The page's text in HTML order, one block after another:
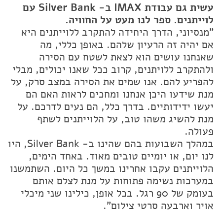
עשית גם עבודת IMAX ב- Silver Bank עם
לוייתנים. ספר לנו מעט על החוויה.
"מנסיוני, הדרך היחידה להתקרב ללוייתנים היא
אם יהיה זה הרעיון שלהם. באופן כללי, מה
שאנחנו עושים הוא לצאת לשטח עם הסירה
ולהתקרב ללויתנים, קרוב ככל שאנו יכולים, מבלי
להפריע להם. אנו שמים את הסירה במצב סרק, על
מנת שידעו היכן אנחנו ומחכים לראות האם הם
יעשו ידידותיים. בדרך כלל, הם נעים לדרכם. על
מנת להשיג משהו טוב, על הלוייתנים לשתף
פעולה.
במהלך השבועות בהם שהינו ב- Silver Bank, היו
לנו יום, או יומיים טובים מאוד. באחד הימים,
הלוייתנים עקבו אחרינו במשך כל היום. השתמשנו
במערכות נשימה פתוחות על מנת לצלם אותם
בעומק של 90 רגל. בכל אופן, כילינו שני מיכלי
אויר וארבעה סרטי צילום".